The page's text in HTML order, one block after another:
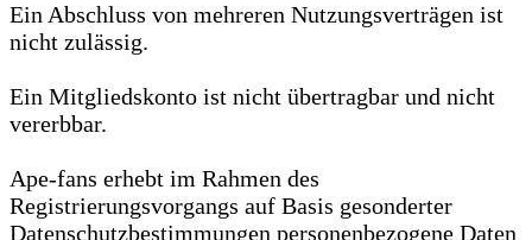
Ein Abschluss von mehreren Nutzungsverträgen ist
nicht zulässig.
Ein Mitgliedskonto ist nicht übertragbar und nicht
vererbbar.
Ape-fans erhebt im Rahmen des
Registrierungsvorgangs auf Basis gesonderter
Datenschutzbestimmungen personenbezogene Daten